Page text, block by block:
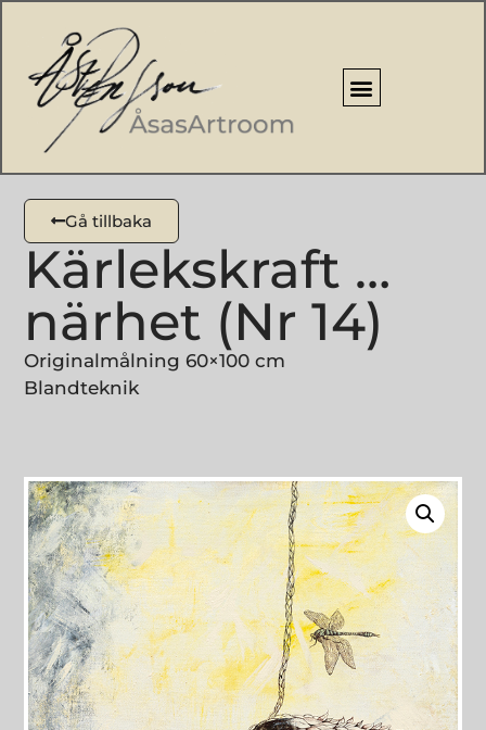
Gå tillbaka
Kärlekskraft …
närhet (Nr 14)
Originalmålning 60×100 cm
Blandteknik